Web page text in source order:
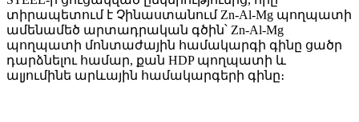
տիրապետում է Չինաստանում Zn-Al-Mg պողպատի
ամենամեծ արտադրական գծին՝ Zn-Al-Mg
պողպատի մոնտաժային համակարգի գինը ցածր
դարձնելու համար, քան HDP պողպատի և
ալյումինե արևային համակարգերի գինը։